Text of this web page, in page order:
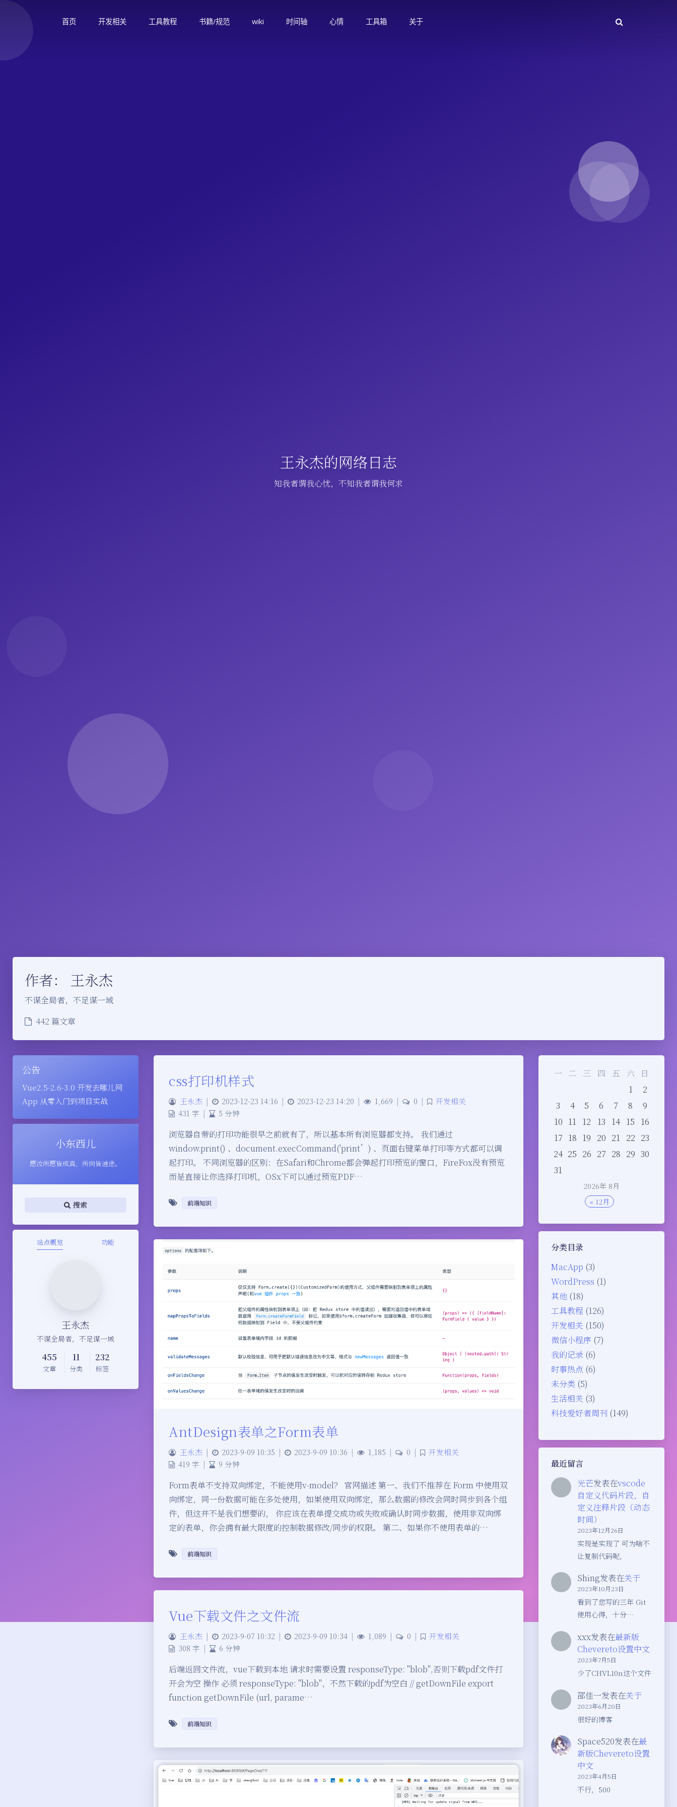
首页 开发相关 工具教程 书籍/规范 wiki 时间轴 心情 工具箱 关于
王永杰的网络日志
知我者谓我心忧，不知我者谓我何求
作者： 王永杰
不谋全局者，不足谋一域
442 篇文章
公告
Vue2.5-2.6-3.0 开发去哪儿网
App 从零入门到项目实战
小东西儿
愿汝所愿皆成真，所向皆通途。
搜索
站点概览 功能
王永杰
不谋全局者，不足谋一域
455
文章
11
分类
232
标签
2026年 8月
一 二 三 四 五 六
日
1
2
3
4 5 6 7 8
9
10 11 12 13 14 15
16
17 18 19 20 21 22 23
24 25 26 27 28 29 30
31
« 12月
分类目录
MacApp (3)
WordPress (1)
其他 (18)
工具教程 (126)
开发相关 (150)
微信小程序 (7)
我的记录 (6)
时事热点 (6)
未分类 (5)
生活相关 (3)
科技爱好者周刊 (149)
最近留言
光芒发表在vscode
自定义代码片段，自
定义注释片段（动态
时间）
2023年12月26日
实现是实现了 可为啥不
让复制代码呢，
Shing发表在关于
2023年10月23日
看到了您写的三年 Git
使用心得，十分…
xxx发表在最新版
Chevereto设置中文
2023年7月5日
少了CHVL10n这个文件
邵佳一发表在关于
2023年6月20日
很好的博客
Space520发表在最
新版Chevereto设置
中文
2023年4月5日
不行，500
css打印机样式
王永杰 | 2023-12-23 14:16 | 2023-12-23 14:20 | 1,669 | 0 |
开发相关
431 字 | 5 分钟
浏览器自带的打印功能很早之前就有了，所以基本所有浏览器都支持。 我们通过
window.print() 、document.execCommand('print’) 、页面右键菜单打印等方式都可以调
起打印。 不同浏览器的区别：在Safari和Chrome都会弹起打印预览的窗口，FireFox没有预览
而是直接让你选择打印机，OSx下可以通过预览PDF…
前端知识
AntDesign表单之Form表单
王永杰 | 2023-9-09 10:35 | 2023-9-09 10:36 | 1,185 | 0 |
开发相关
419 字 | 9 分钟
Form表单不支持双向绑定，不能使用v-model？ 官网描述 第一、我们不推荐在 Form 中使用双
向绑定，同一份数据可能在多处使用，如果使用双向绑定，那么数据的修改会同时同步到各个组
件，但这并不是我们想要的， 你应该在表单提交成功或失败或确认时同步数据，使用非双向绑
定的表单，你会拥有最大限度的控制数据修改/同步的权限。 第二、如果你不使用表单的…
前端知识
Vue下载文件之文件流
王永杰 | 2023-9-07 10:32 | 2023-9-09 10:34 | 1,089 | 0 |
开发相关
308 字 | 6 分钟
后端返回文件流，vue下载到本地 请求时需要设置 responseType: "blob",否则下载pdf文件打
开会为空 操作 必须 responseType: "blob"，不然下载的pdf为空白 // getDownFile export
function getDownFile (url, parame…
前端知识